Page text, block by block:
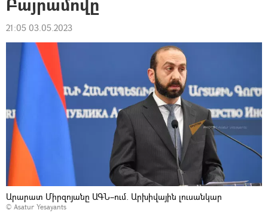
21:05 03.05.2023
Արարատ Միրզոյանը ԱԳՆ–ում. Արխիվային լուսանկար
© Asatur Yesayants